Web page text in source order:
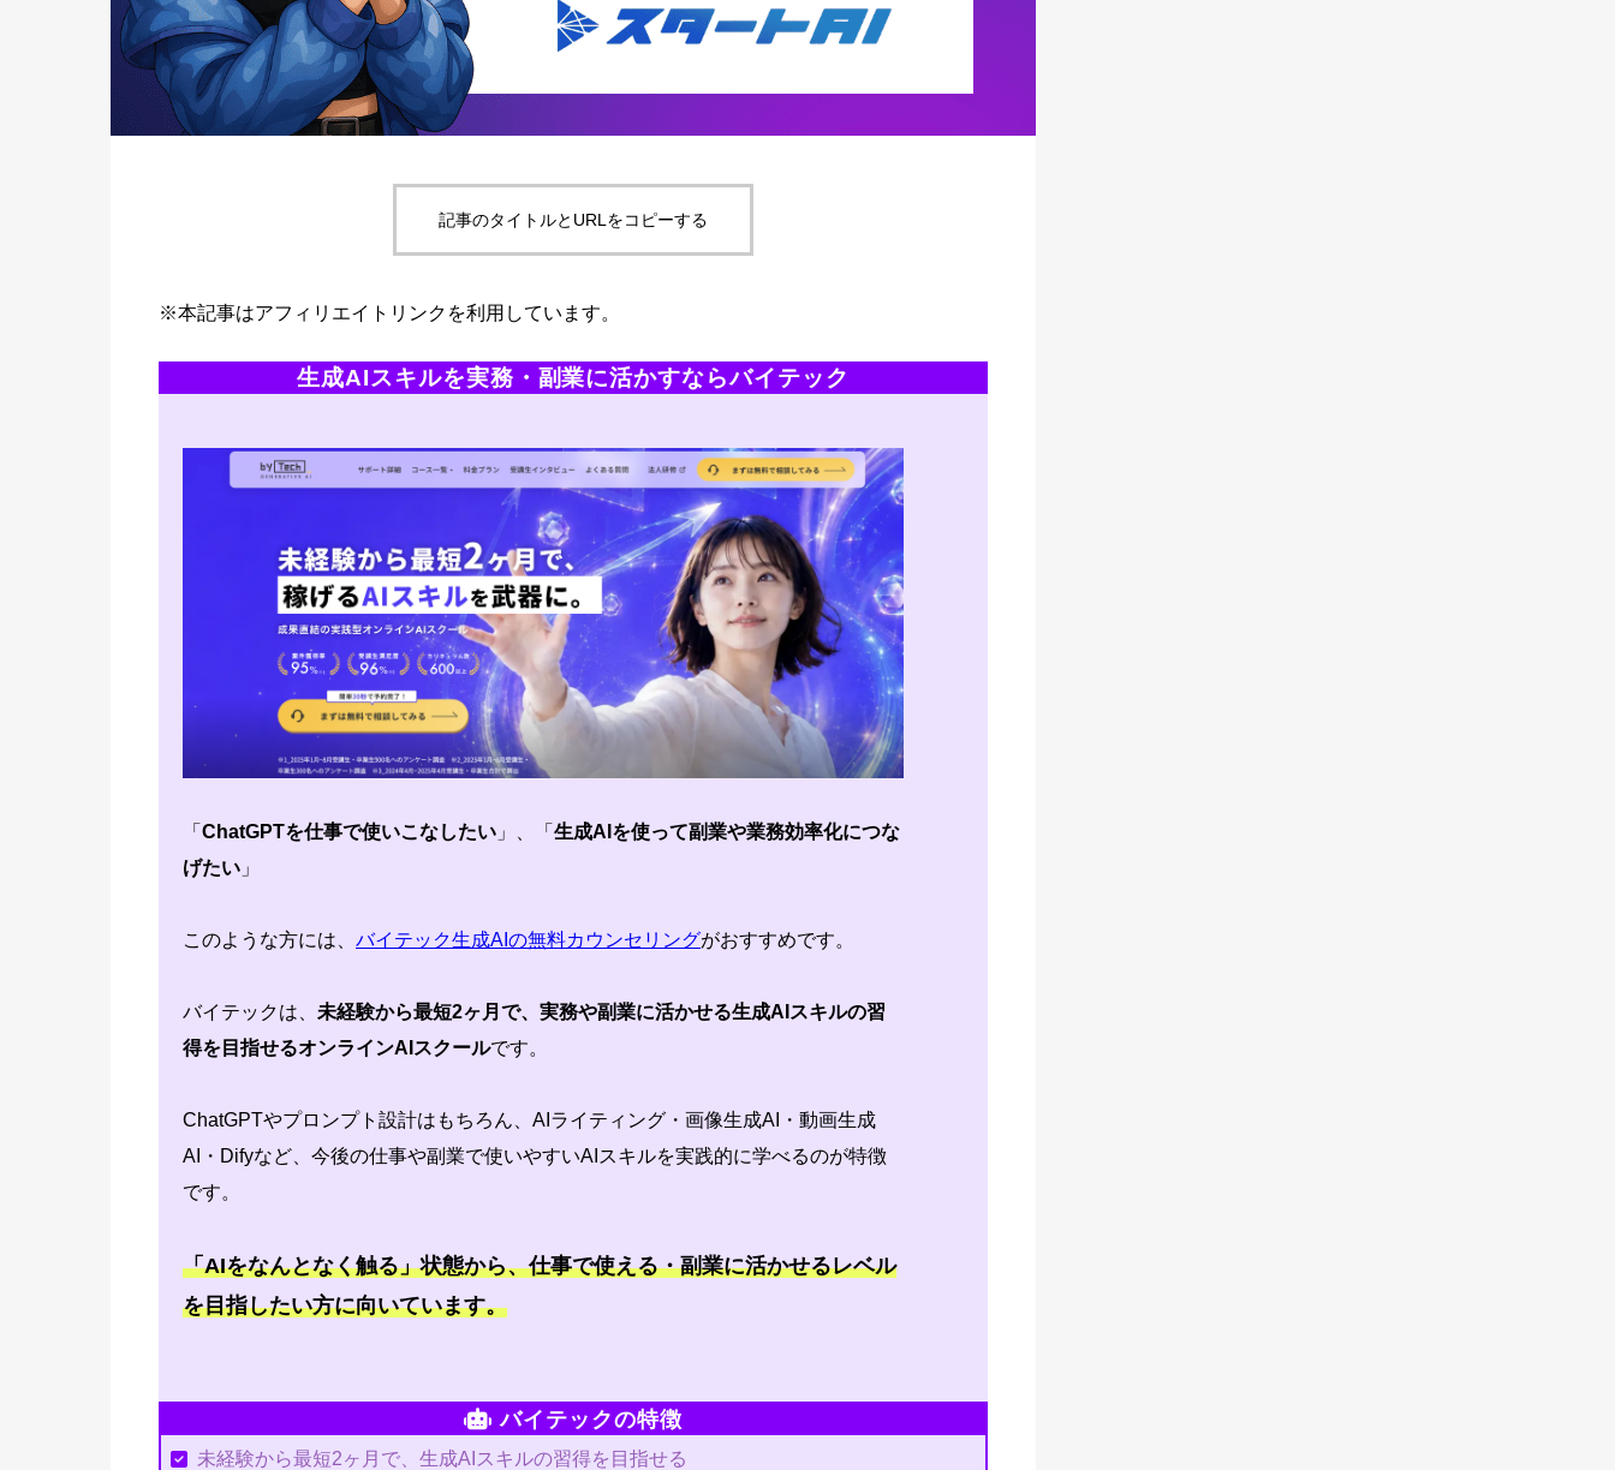
記事のタイトルとURLをコピーする
※本記事はアフィリエイトリンクを利用しています。
生成AIスキルを実務・副業に活かすならバイテック
「 ChatGPTを仕事で使いこなしたい 」、「 生成AIを使って副業や業務効率化につな
げたい 」
このような方には、 バイテック生成AIの無料カウンセリングがおすすめです。
バイテックは、 未経験から最短2ヶ月で、実務や副業に活かせる生成AIスキルの習
得を目指せるオンラインAIスクールです。
ChatGPTやプロンプト設計はもちろん、AIライティング・画像生成AI・動画生成
AI・Difyなど、今後の仕事や副業で使いやすいAIスキルを実践的に学べるのが特徴
です。
「AIをなんとなく触る」状態から、仕事で使える・副業に活かせるレベル
を目指したい方に向いています。
バイテックの特徴
未経験から最短2ヶ月で、生成AIスキルの習得を目指せる